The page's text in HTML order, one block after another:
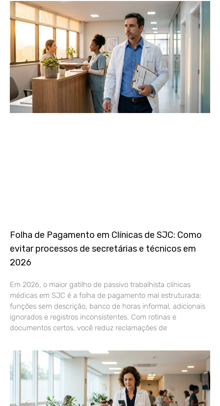
Folha de Pagamento em Clínicas de SJC: Como
evitar processos de secretárias e técnicos em
2026
Em 2026, o maior gatilho de passivo trabalhista clínicas
médicas em SJC é a folha de pagamento mal estruturada:
funções sem descrição, banco de horas informal, adicionais
ignorados e registros inconsistentes. Com rotinas e
documentos certos, você reduz reclamações de